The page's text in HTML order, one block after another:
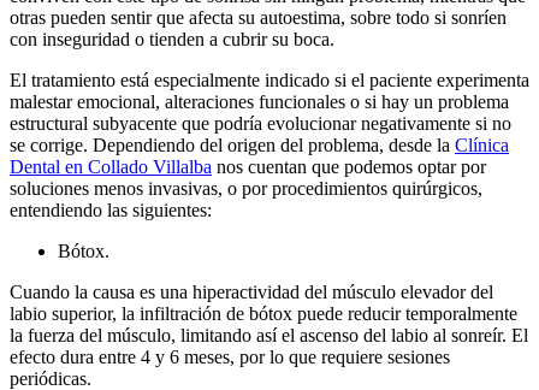
otras pueden sentir que afecta su autoestima, sobre todo si sonríen
con inseguridad o tienden a cubrir su boca.
El tratamiento está especialmente indicado si el paciente experimenta
malestar emocional, alteraciones funcionales o si hay un problema
estructural subyacente que podría evolucionar negativamente si no
se corrige. Dependiendo del origen del problema, desde la Clínica
Dental en Collado Villalba nos cuentan que podemos optar por
soluciones menos invasivas, o por procedimientos quirúrgicos,
entendiendo las siguientes:
Bótox.
Cuando la causa es una hiperactividad del músculo elevador del
labio superior, la infiltración de bótox puede reducir temporalmente
la fuerza del músculo, limitando así el ascenso del labio al sonreír. El
efecto dura entre 4 y 6 meses, por lo que requiere sesiones
periódicas.